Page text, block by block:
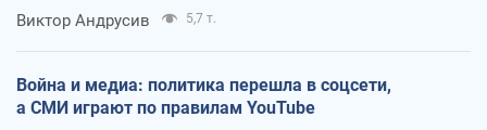
Виктор Андрусив 5,7 т.
Война и медиа: политика перешла в соцсети,
а СМИ играют по правилам YouTube